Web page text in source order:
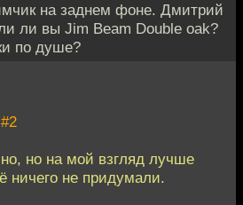
на заднем фоне. Дмитрий
ли вы Jim Beam Double oak?
по душе?
#2
но на мой взгляд лучше
ничего не придумали.